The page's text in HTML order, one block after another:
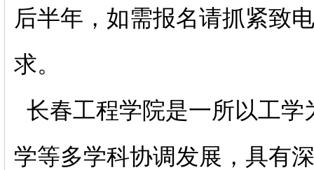
后半年，如需报名请抓紧致
求。
长春工程学院是一所以工
学等多学科协调发展，具有